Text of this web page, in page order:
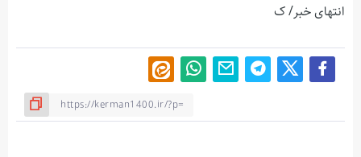
انتهای خبر/ ک